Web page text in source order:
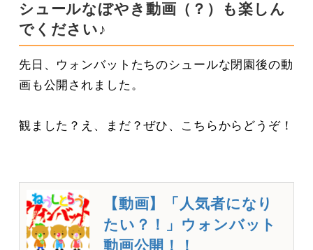
シュールなぼやき動画（？）も楽しん
でください♪
先日、ウォンバットたちのシュールな閉園後の動
画も公開されました。
観ました？え、まだ？ぜひ、こちらからどうぞ！
【動画】「人気者になり
たい？！」ウォンバット
動画公開！！